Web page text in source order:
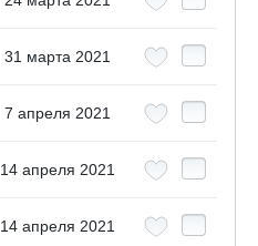
31 марта 2021
7 апреля 2021
14 апреля 2021
14 апреля 2021